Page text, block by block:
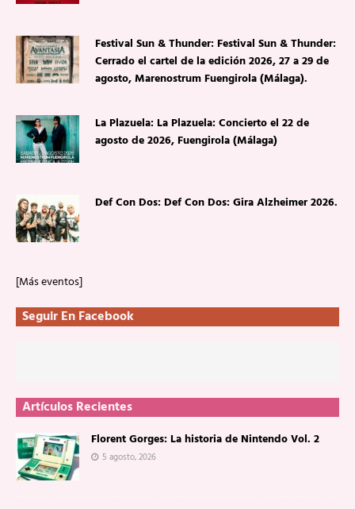
Festival Sun & Thunder: Festival Sun & Thunder:
Cerrado el cartel de la edición 2026, 27 a 29 de
agosto, Marenostrum Fuengirola (Málaga).
La Plazuela: La Plazuela: Concierto el 22 de
agosto de 2026, Fuengirola (Málaga)
Def Con Dos: Def Con Dos: Gira Alzheimer 2026.
[Más eventos]
Seguir En Facebook
Artículos Recientes
Florent Gorges: La historia de Nintendo Vol. 2
5 agosto, 2026